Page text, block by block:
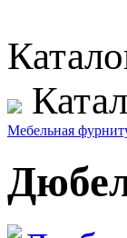
Мебельная